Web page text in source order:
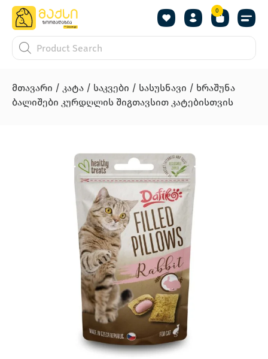
0
მთავარი / კატა / საკვები / სასუსნავი / ხრაშუნა
ბალიშები კურდღლის შიგთავსით კატებისთვის